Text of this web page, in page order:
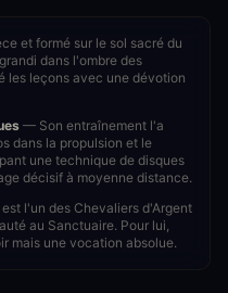
et formé sur le sol sacré du
dans l'ombre des
les leçons avec une dévotion
— Son entraînement l'a
dans la propulsion et le
une technique de disques
décisif à moyenne distance.
l'un des Chevaliers d'Argent
au Sanctuaire. Pour lui,
mais une vocation absolue.